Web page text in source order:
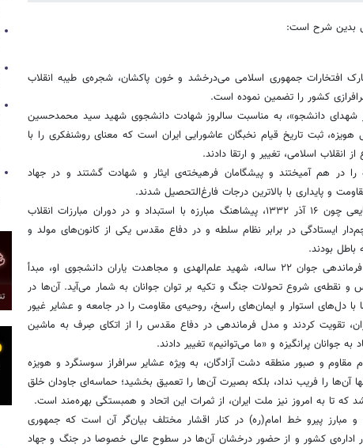
بدین شرح است:
افتخارات جمهوری اسلامی می‌درخشد و خون پاکشان، شجره‌ی طیبه انقلاب
کشور را تضمین نموده است.
شهدای دانشجو»، به مناسبت سالروز شهادت دانشجوی شهید سید محمدحسین
هویزه، ثبت تاریخ قیام نخبگان عاشورایی ایران است که معنای روشنفکری را با
انقلاب اسلامی، تغییر و ارتقا دادند.
در هم آمیختند و پیشگامان فرهیخته‌ی ایثار و شهادت گشتند و در جهاد
و پایداری با بالاترین درجات فارغ‌التحصیل شدند.
دانشگاه‌های ما از سال‌ها قبل در وقایعی چون ۱۶ آذر ۱۳۳۲، پیشاهنگ مبارزه با استبداد و در دوران مبارزات انقلاب
در یوم‌الله ۱۳ آبان ۱۳۵۸، پرچم‌دار ایستادگی در برابر نظام سلطه و در دفاع مقدس یکی از کانون‌های مولد و
باطل بودند.
حماسه‌ی هویزه در ۱۶ دی‌ماه ۵۹ به فرماندهی جوان ۲۲ ساله‌، شهید علم‌الهدی و مجاهدت یاران دانشجوی او، مبدأ
۸ سال دفاع مقدس و نقطه‌ی شروع تحولات جنگ و تکیه بر توان جوانان به شمار می‌آید. آن‌ها در
دل‌های استوار و ایمان‌های راسخ، روحیه‌ی مقاومت را در جامعه و عشایر غیور
تقویت کردند و مدل فرماندهی در دفاع مقدس را از اتکای صِرف به ماشین
به جوانان پرانگیزه و «ما می‌توانیم» تغییر دادند.
مقاوم و صبور منطقه دشت آزادگان، به ویژه عشایر سرافراز سوسنگرد و هویزه
آن‌ها را فریب نداد، بلکه بصیرت آن‌ها را تعمیق بخشید؛ حماسه‌ای جاودان خلق
تا به امروز نیز ملت ایران، از ثمرات این اتحاد و همبستگی بهره‌مند است.
پیرو خط امام(ره) در کنار اقشار مختلف بیان‌گر آن است که جمهوری
در اداره‌ی کشور و از حضور درخشان آن‌ها در سطوح عالی خصوصا در جنگ و جهاد